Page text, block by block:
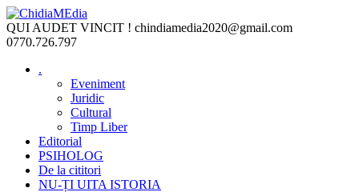
Skip
to
content
QUI AUDET VINCIT ! chindiamedia2020@gmail.com
0770.726.797
.
Eveniment
Juridic
Cultural
Timp Liber
Editorial
PSIHOLOG
De la cititori
NU-ȚI UITA ISTORIA